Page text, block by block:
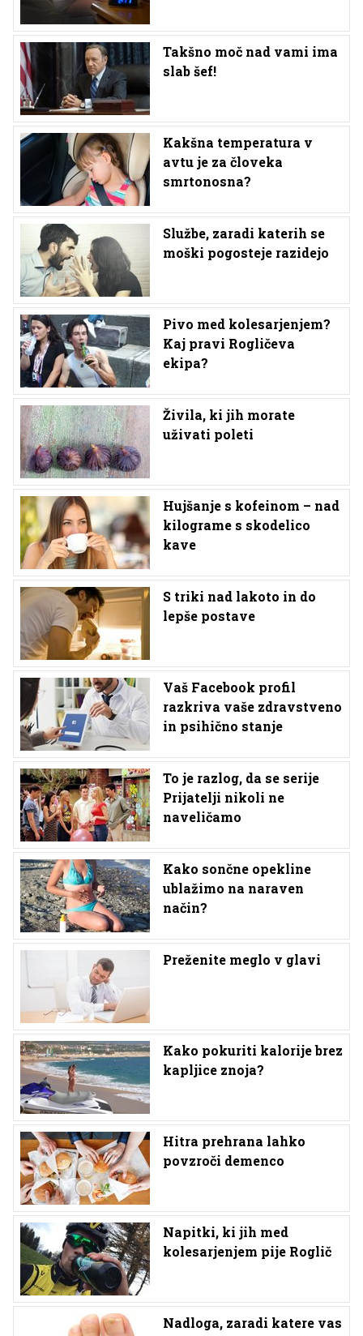
Takšno moč nad vami ima
slab šef!
Kakšna temperatura v
avtu je za človeka
smrtonosna?
Službe, zaradi katerih se
moški pogosteje razidejo
Pivo med kolesarjenjem?
Kaj pravi Rogličeva
ekipa?
Živila, ki jih morate
uživati poleti
Hujšanje s kofeinom – nad
kilograme s skodelico
kave
S triki nad lakoto in do
lepše postave
Vaš Facebook profil
razkriva vaše zdravstveno
in psihično stanje
To je razlog, da se serije
Prijatelji nikoli ne
naveličamo
Kako sončne opekline
ublažimo na naraven
način?
Preženite meglo v glavi
Kako pokuriti kalorije brez
kapljice znoja?
Hitra prehrana lahko
povzroči demenco
Napitki, ki jih med
kolesarjenjem pije Roglič
Nadloga, zaradi katere vas